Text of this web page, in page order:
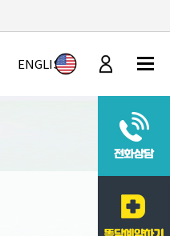
ENGLISH